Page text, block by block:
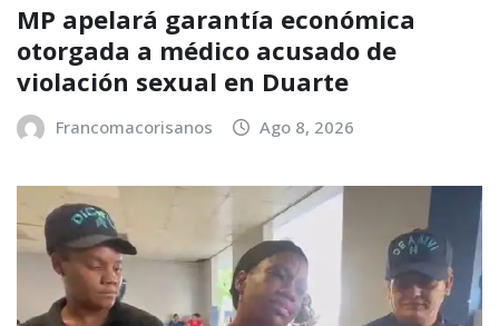
MP apelará garantía económica
otorgada a médico acusado de
violación sexual en Duarte
Francomacorisanos Ago 8, 2026